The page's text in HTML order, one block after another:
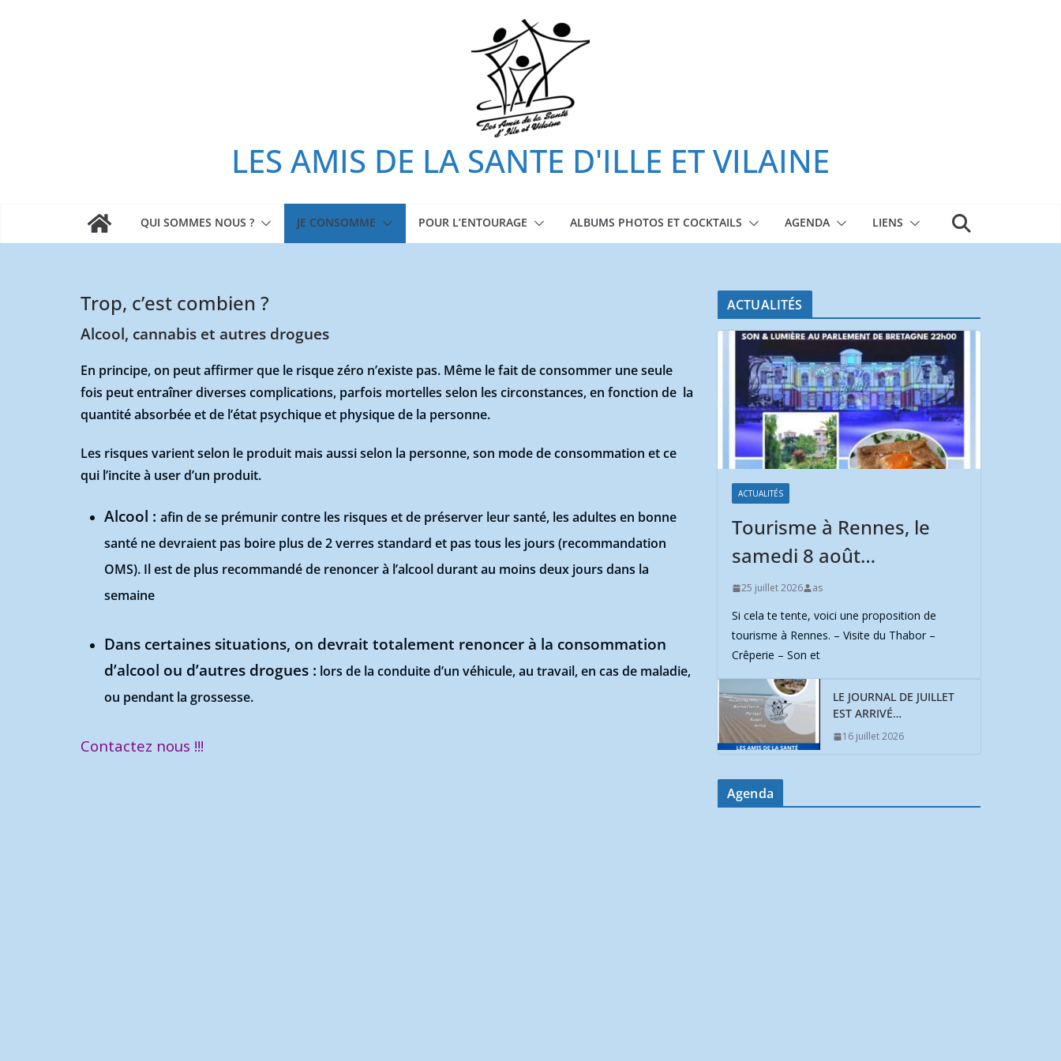
LES AMIS DE LA SANTE D'ILLE ET VILAINE
QUI SOMMES NOUS ? JE CONSOMME POUR L’ENTOURAGE ALBUMS PHOTOS ET COCKTAILS AGENDA LIENS
Trop, c’est combien ?
Alcool, cannabis et autres drogues
En principe, on peut affirmer que le risque zéro n’existe pas. Même le fait de consommer une seule
fois peut entraîner diverses complications, parfois mortelles selon les circonstances, en fonction de la
quantité absorbée et de l’état psychique et physique de la personne.
Les risques varient selon le produit mais aussi selon la personne, son mode de consommation et ce
qui l’incite à user d’un produit.
Alcool : afin de se prémunir contre les risques et de préserver leur santé, les adultes en bonne
santé ne devraient pas boire plus de 2 verres standard et pas tous les jours (recommandation
OMS). Il est de plus recommandé de renoncer à l’alcool durant au moins deux jours dans la
semaine
Dans certaines situations, on devrait totalement renoncer à la consommation
d’alcool ou d’autres drogues : lors de la conduite d’un véhicule, au travail, en cas de maladie,
ou pendant la grossesse.
Contactez nous !!!
ACTUALITÉS
ACTUALITÉS
Tourisme à Rennes, le
samedi 8 août…
25 juillet 2026 as
Si cela te tente, voici une proposition de
tourisme à Rennes. – Visite du Thabor –
Crêperie – Son et
LE JOURNAL DE JUILLET
EST ARRIVÉ…
16 juillet 2026
Agenda